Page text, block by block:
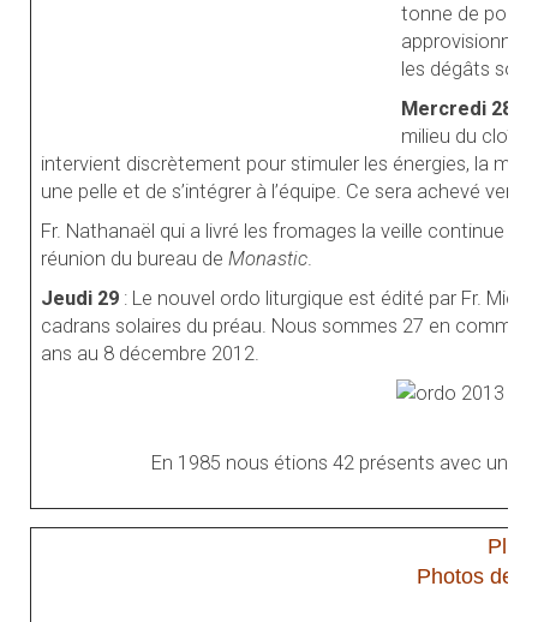
tonne de
approvisionne
les dégâts
Mercredi 28
milieu du
intervient discrètement pour stimuler les énergies, la
une pelle et de s’intégrer à l’équipe. Ce sera achevé
Fr. Nathanaël qui a livré les fromages la veille continue
réunion du bureau de Monastic.
Jeudi 29 : Le nouvel ordo liturgique est édité par Fr.
cadrans solaires du préau. Nous sommes 27 en
ans au 8 décembre 2012.
En 1985 nous étions 42 présents avec une
Plus
Photos de